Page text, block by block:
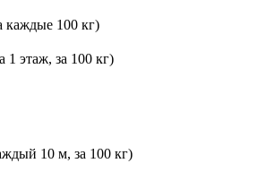
100 кг)
1 этаж, за 100 кг)
10 м, за 100 кг)